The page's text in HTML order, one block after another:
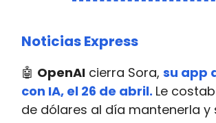
Noticias Express
🤖 OpenAI cierra Sora, su app
con IA, el 26 de abril. Le
de dólares al día mantenerla y